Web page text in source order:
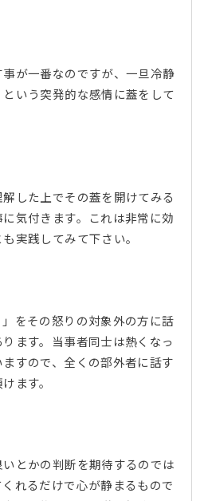
が一番なのですが、一旦冷静
いう突発的な感情に蓋をして
した上でその蓋を開けてみる
気付きます。これは非常に効
実践してみて下さい。
をその怒りの対象外の方に話
ます。当事者同士は熱くなっ
すので、全くの部外者に話す
ます。
とかの判断を期待するのでは
れるだけで心が静まるもので